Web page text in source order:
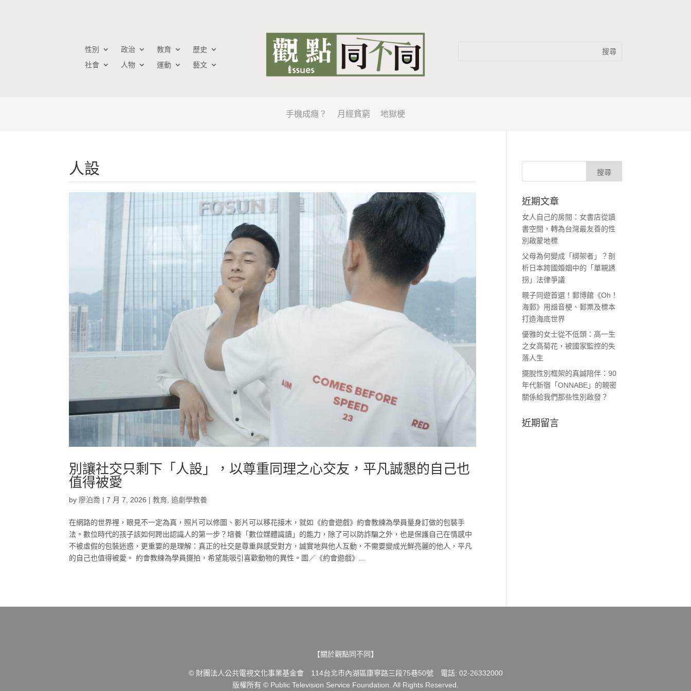
性別 政治 教育
歷史
社會
人物 運動 藝文
手機成癮？ 月經貧窮 地獄梗
人設
別讓社交只剩下「人設」，以尊重同理之心交友，平凡誠懇的自己也
值得被愛
by 廖泊喬 |7 月 7, 2026 |教育 ,追劇學教養
在網路的世界裡，眼見不一定為真，照片可以修圖、影片可以移花接木，就如《約會遊戲》約會教練為學員量身訂做的包裝手
法。數位時代的孩子該如何跨出認識人的第一步？培養「數位媒體識讀」的能力，除了可以防詐騙之外，也是保護自己在情感中
不被虛假的包裝迷惑，更重要的是理解：真正的社交是尊重與感受對方，誠實地與他人互動，不需要變成光鮮亮麗的他人，平凡
的自己也值得被愛。 約會教練為學員擺拍，希望能吸引喜歡動物的異性。圖／《約會遊戲》...
近期文章
女人自己的房間：女書店從讀
書空間，轉為台灣最友善的性
別啟蒙地標
父母為何變成「綁架者」？剖
析日本跨國婚姻中的「單親誘
拐」法律爭議
親子同遊首選！郵博館《Oh！
海郵》用諧音梗、郵票及標本
打造海底世界
優雅的女士從不低頭：高一生
之女高菊花，被國家監控的失
落人生
擺脫性別框架的真誠陪伴：90
年代新宿「ONNABE」的親密
關係給我們那些性別啟發？
近期留言
【關於觀點同不同】
© 財團法人公共電視文化事業基金會 114台北市內湖區康寧路三段75巷50號 電話: 02-26332000
版權所有 © Public Television Service Foundation. All Rights Reserved.